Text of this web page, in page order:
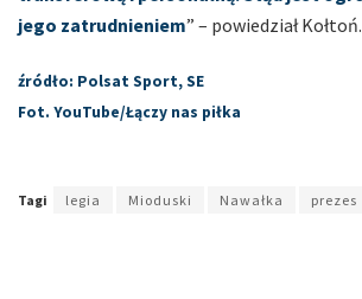
jego zatrudnieniem” – powiedział Kołtoń.
źródło: Polsat Sport, SE
Fot. YouTube/Łączy nas piłka
Tagi legia Mioduski Nawałka prezes